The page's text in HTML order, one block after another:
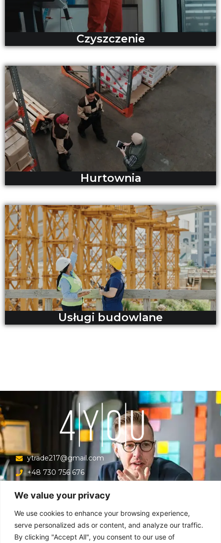
We value your privacy
We use cookies to enhance your browsing experience,
serve personalized ads or content, and analyze our traffic.
By clicking "Accept All", you consent to our use of
Czyszczenie
Hurtownia
Usługi budowlane
ytrade217@gmail.com
+48 730 756 676
Menu
Główna